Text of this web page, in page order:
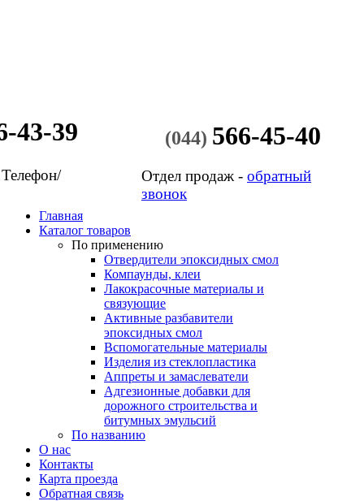
43-39 (044) 566-45-40
Отдел продаж - обратный
звонок
Главная
Каталог товаров
По применению
Отвердители эпоксидных смол
Компаунды, клеи
Лакокрасочные материалы и
связующие
Активные разбавители
эпоксидных смол
Вспомогательные материалы
Изделия из стеклопластика
Аппреты и замаслеватели
Адгезионные добавки для
дорожного строительства и
битумных эмульсий
По названию
О нас
Контакты
Карта проезда
Обратная связь